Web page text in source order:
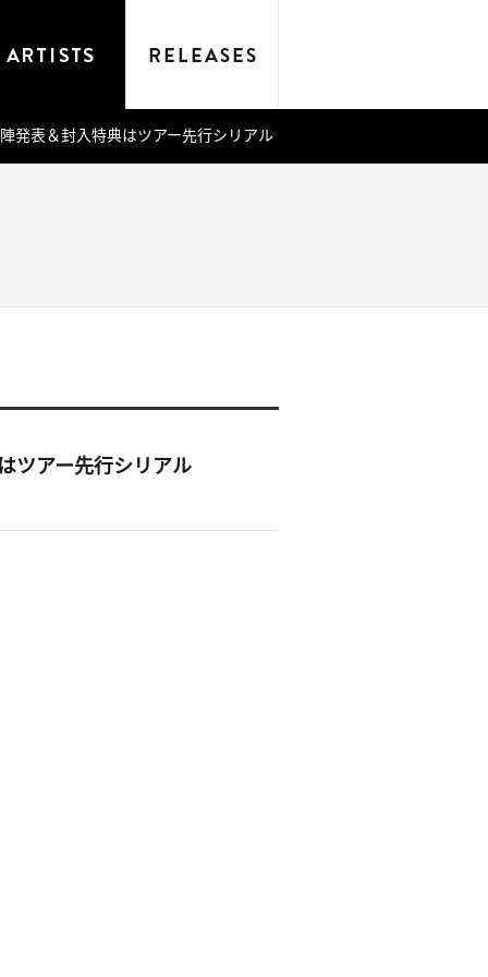
発表＆封入特典はツアー先行シリアル
ツアー先行シリアル